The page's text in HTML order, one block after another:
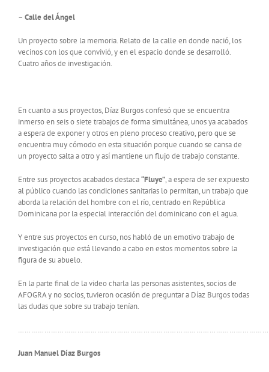
– Calle del Ángel
Un proyecto sobre la memoria. Relato de la calle en donde nació, los
vecinos con los que convivió, y en el espacio donde se desarrolló.
Cuatro años de investigación.
En cuanto a sus proyectos, Díaz Burgos confesó que se encuentra
inmerso en seis o siete trabajos de forma simultánea, unos ya acabados
a espera de exponer y otros en pleno proceso creativo, pero que se
encuentra muy cómodo en esta situación porque cuando se cansa de
un proyecto salta a otro y así mantiene un flujo de trabajo constante.
Entre sus proyectos acabados destaca“Fluye”, a espera de ser expuesto
al público cuando las condiciones sanitarias lo permitan, un trabajo que
aborda la relación del hombre con el río, centrado en República
Dominicana por la especial interacción del dominicano con el agua.
Y entre sus proyectos en curso, nos habló de un emotivo trabajo de
investigación que está llevando a cabo en estos momentos sobre la
figura de su abuelo.
En la parte final de la video charla las personas asistentes, socios de
AFOGRA y no socios, tuvieron ocasión de preguntar a Díaz Burgos todas
las dudas que sobre su trabajo tenían.
Juan Manuel Díaz Burgos